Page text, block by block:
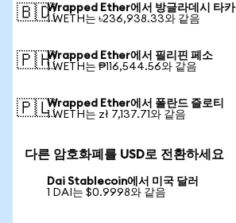
🇧🇩Wrapped Ether에서 방글라데시 타카
1 WETH는 ৳236,938.33와 같음
🇵🇭Wrapped Ether에서 필리핀 페소
1 WETH는 ₱116,544.56와 같음
🇵🇱Wrapped Ether에서 폴란드 즐로티
1 WETH는 zł 7,137.71와 같음
다른 암호화폐를 USD로 전환하세요
Dai Stablecoin에서 미국 달러
1 DAI는 $0.9998와 같음